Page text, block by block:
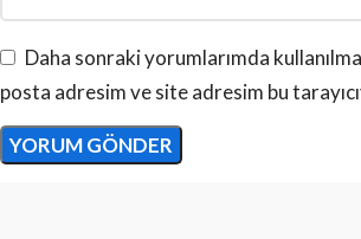
Daha sonraki yorumlarımda
posta adresim ve site adresim bu